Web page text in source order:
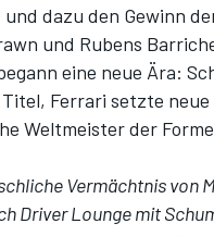
und dazu den Gewinn
und Rubens
eine neue Ära:
Ferrari setzte
Weltmeister der
Vermächtnis von
Driver Lounge mit